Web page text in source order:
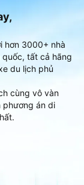
hơn 3000+ nhà
tất cả hãng
du lịch phủ
cùng vô vàn
phương án di